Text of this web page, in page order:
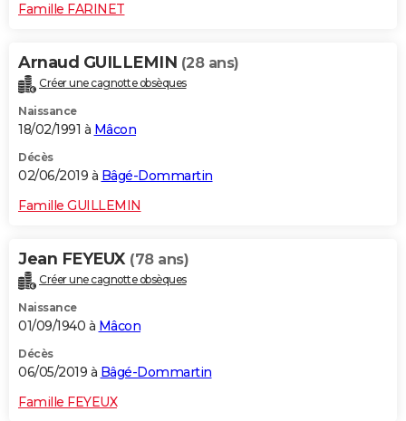
Famille FARINET
Arnaud GUILLEMIN (28 ans)
Créer une cagnotte obsèques
Naissance
18/02/1991 à Mâcon
Décès
02/06/2019 à Bâgé-Dommartin
Famille GUILLEMIN
Jean FEYEUX (78 ans)
Créer une cagnotte obsèques
Naissance
01/09/1940 à Mâcon
Décès
06/05/2019 à Bâgé-Dommartin
Famille FEYEUX